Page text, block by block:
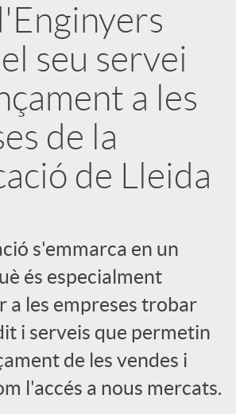
seu servei
a les
de la
de Lleida
s'emmarca en un
és especialment
a les empreses trobar
i serveis que permetin
de les vendes i
l'accés a nous mercats.